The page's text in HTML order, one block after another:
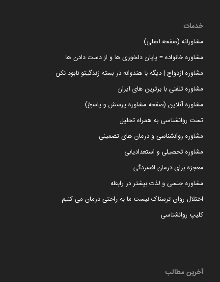
خدمات
مشاورانه (صفحه اصلی)
مشاوره خانواده = پایان دلخوری ها و از دست دادن ها
مشاوره ازدواج | دیگه با هندوانه در بسته زندگیتو نابود نکن
مشاوره تلفنی با برترین های ایران
مشاوره آنلاین (صفحه مشاوره پرسش و پاسخ)
تست روانشناسی به همراه تحلیل
مشاوره روانشناسی و درمان های تضمینی
مشاوره تحصیلی و استعدادیابی
معجزه برای درمان افسردگی
مشاوره جنسی و لذت بیشتر در رابطه
اختلال روان ترسناک نیست ما به راحتی درمان می کنیم
کلیپ روانشناسی
آخرین مطالب